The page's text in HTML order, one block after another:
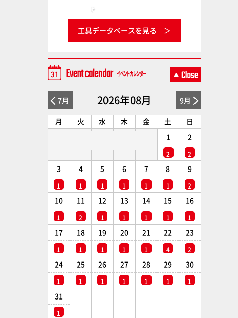
工具データベースを見る
7月 2026年08月 9月
月 火 水 木 金 土
日
1
2
2
2
3
1
4
1
5
1
6
1
7
1
8
1
9
2
10
1
11
2
12
1
13
1
14
1
15
1
16
1
17
1
18
1
19
1
20
1
21
1
22
4
23
2
24
1
25
1
26
1
27
1
28
1
29
1
30
1
31
1